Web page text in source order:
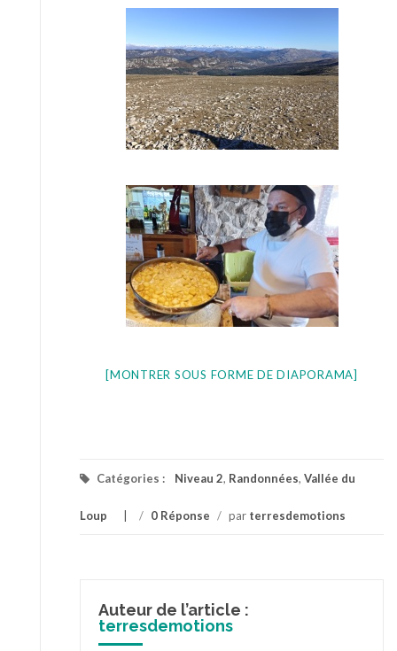
[MONTRER SOUS FORME DE DIAPORAMA]
Catégories : Niveau 2, Randonnées, Vallée du
Loup / 0 Réponse / par terresdemotions
Auteur de l’article :
terresdemotions